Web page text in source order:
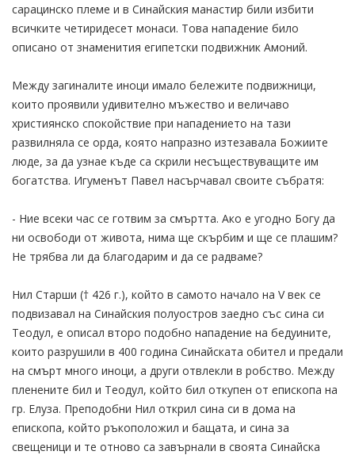
сарацинско племе и в Синайския манастир били избити
всичките четиридесет монаси. Това нападение било
описано от знаменития египетски подвижник Амоний.
Между загиналите иноци имало бележите подвижници,
които проявили удивително мъжество и величаво
християнско спокойствие при нападението на тази
развилняла се орда, която напразно изтезавала Божиите
люде, за да узнае къде са скрили несъществуващите им
богатства. Игуменът Павел насърчавал своите събратя:
- Ние всеки час се готвим за смъртта. Ако е угодно Богу да
ни освободи от живота, нима ще скърбим и ще се плашим?
Не трябва ли да благодарим и да се радваме?
Нил Старши († 426 г.), който в самото начало на V век се
подвизавал на Синайския полуостров заедно със сина си
Теодул, е описал второ подобно нападение на бедуините,
които разрушили в 400 година Синайската обител и предали
на смърт много иноци, а други отвлекли в робство. Между
пленените бил и Теодул, който бил откупен от епископа на
гр. Елуза. Преподобни Нил открил сина си в дома на
епископа, който ръкоположил и бащата, и сина за
свещеници и те отново са завърнали в своята Синайска